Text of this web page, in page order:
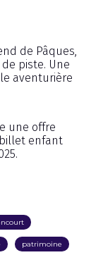
de Pâques,
piste. Une
aventurière
une offre
enfant
patrimoine